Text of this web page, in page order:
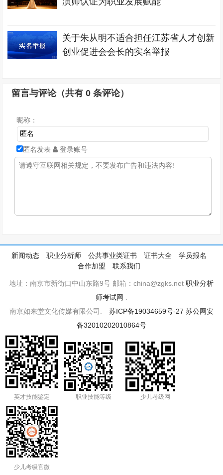
关于朱从明不适合担任江苏省人才创新
创业促进会会长的实名举报
留言与评论（共有0 条评论）
昵称：
匿名发表 登录账号
新闻动态 职业分析师 公共事业类证书 证书大全
学员报名
合作加盟
联系我们
地址：南京市新街口中山东路9号 邮箱：china@zgks.net职业分析
师考试网
南京如来堂文化传媒有限公司. 苏ICP备19034659号-27 苏公网安
备32010202010864号
英才技能鉴定 职业技能等级 少儿考级网
少儿考级官微